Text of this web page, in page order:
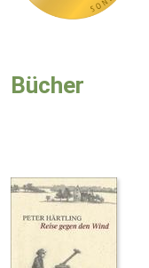
Bücher